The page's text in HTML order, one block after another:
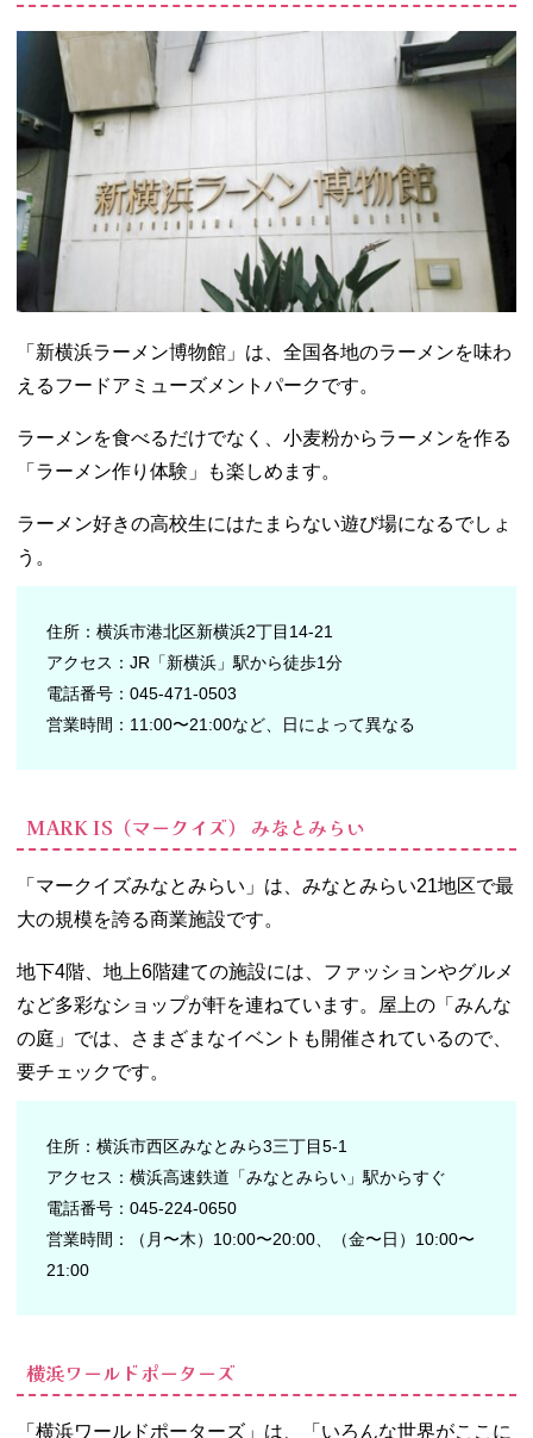
「新横浜ラーメン博物館」は、全国各地のラーメンを味わ
えるフードアミューズメントパークです。
ラーメンを食べるだけでなく、小麦粉からラーメンを作る
「ラーメン作り体験」も楽しめます。
ラーメン好きの高校生にはたまらない遊び場になるでしょ
う。
住所：横浜市港北区新横浜2丁目14-21
アクセス：JR「新横浜」駅から徒歩1分
電話番号：045-471-0503
営業時間：11:00〜21:00など、日によって異なる
MARK IS（マークイズ） みなとみらい
「マークイズみなとみらい」は、みなとみらい21地区で最
大の規模を誇る商業施設です。
地下4階、地上6階建ての施設には、ファッションやグルメ
など多彩なショップが軒を連ねています。屋上の「みんな
の庭」では、さまざまなイベントも開催されているので、
要チェックです。
住所：横浜市西区みなとみら3三丁目5-1
アクセス：横浜高速鉄道「みなとみらい」駅からすぐ
電話番号：045-224-0650
営業時間：（月〜木）10:00〜20:00、（金〜日）10:00〜
21:00
横浜ワールドポーターズ
「横浜ワールドポーターズ」は、「いろんな世界がここに